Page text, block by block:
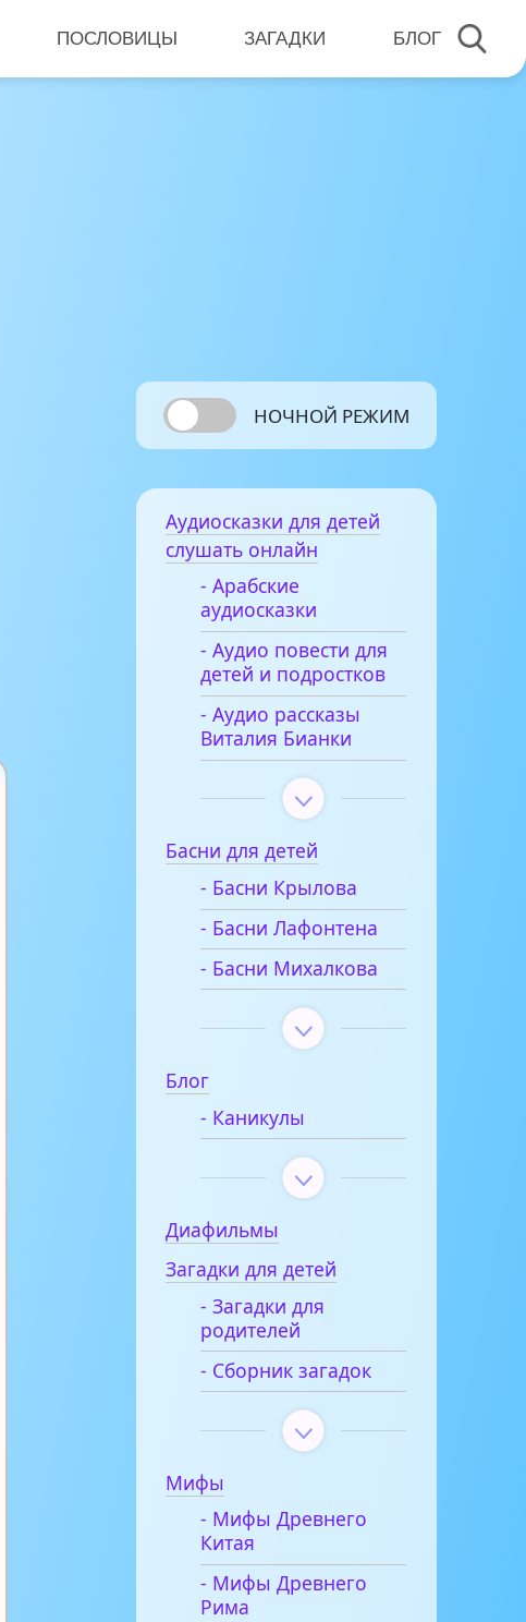
ПОСЛОВИЦЫ ЗАГАДКИ БЛОГ
НОЧНОЙ РЕЖИМ
Аудиосказки для детей
слушать онлайн
- Арабские
аудиосказки
- Аудио повести для
детей и подростков
- Аудио рассказы
Виталия Бианки
Басни для детей
- Басни Крылова
- Басни Лафонтена
- Басни Михалкова
Блог
- Каникулы
Диафильмы
Загадки для детей
- Загадки для
родителей
- Сборник загадок
Мифы
- Мифы Древнего
Китая
- Мифы Древнего
Рима